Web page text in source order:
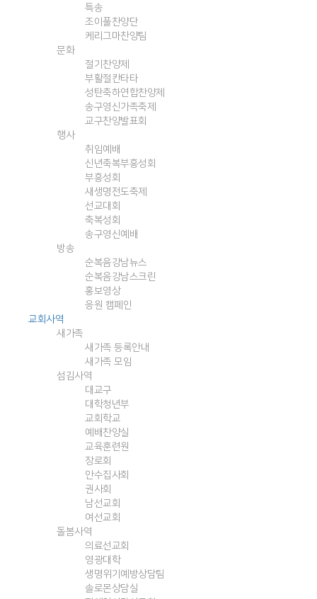
특송
조이풀찬양단
케리그마찬양팀
문화
절기찬양제
부활절칸타타
성탄축하연합찬양제
송구영신가족축제
교구찬양발표회
행사
취임예배
신년축복부흥성회
부흥성회
새생명전도축제
선교대회
축복성회
송구영신예배
방송
순복음강남뉴스
순복음강남스크린
홍보영상
응원 캠페인
교회사역
새가족
새가족 등록안내
새가족 모임
섬김사역
대교구
대학청년부
교회학교
예배찬양실
교육훈련원
장로회
안수집사회
권사회
남선교회
여선교회
돌봄사역
의료선교회
영광대학
생명위기예방상담팀
솔로몬상담실